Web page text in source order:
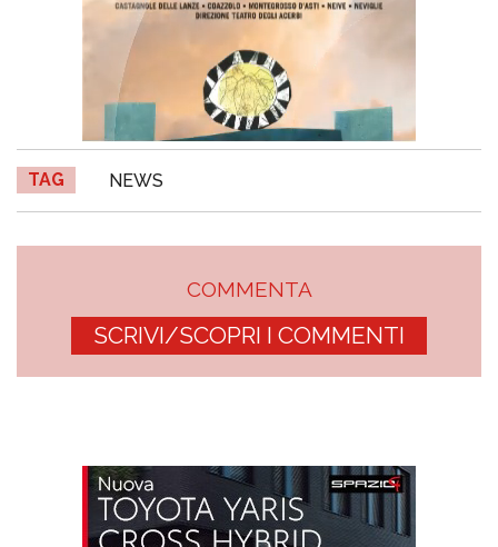
TAG NEWS
COMMENTA
SCRIVI/SCOPRI I COMMENTI